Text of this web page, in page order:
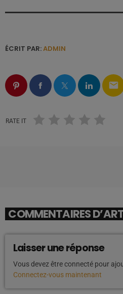
ÉCRIT PAR:ADMIN
email
RATE IT
COMMENTAIRES
Laisser une réponse
Vous devez être connecté pour
Connectez-vous maintenant